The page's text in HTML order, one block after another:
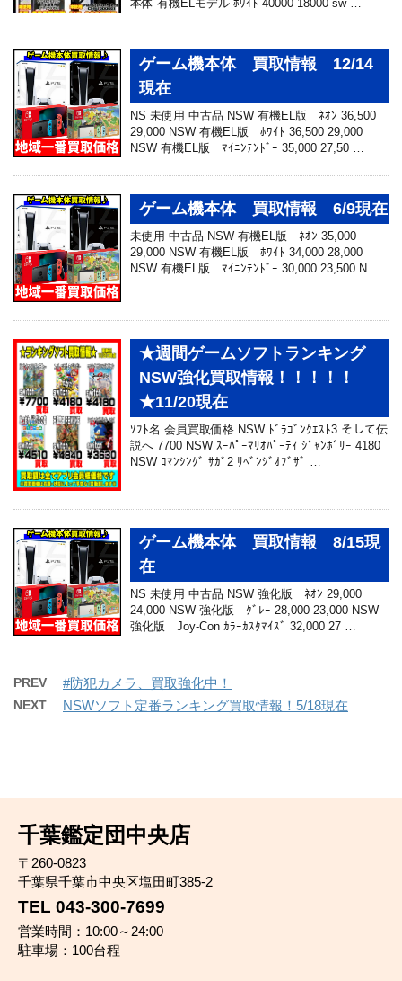
本体 有機ELモデル ﾎﾜｲﾄ 40000 18000 sw …
ゲーム機本体 買取情報 12/14
現在
NS 未使用 中古品 NSW 有機EL版 ﾈｵﾝ 36,500
29,000 NSW 有機EL版 ﾎﾜｲﾄ 36,500 29,000
NSW 有機EL版 ﾏｲﾆﾝﾃﾝﾄﾞｰ 35,000 27,50 …
ゲーム機本体 買取情報 6/9現在
未使用 中古品 NSW 有機EL版 ﾈｵﾝ 35,000
29,000 NSW 有機EL版 ﾎﾜｲﾄ 34,000 28,000
NSW 有機EL版 ﾏｲﾆﾝﾃﾝﾄﾞｰ 30,000 23,500 N …
★週間ゲームソフトランキング
NSW強化買取情報！！！！！
★11/20現在
ｿﾌﾄ名 会員買取価格 NSW ﾄﾞﾗｺﾞﾝｸｴｽﾄ3 そして伝
説へ 7700 NSW ｽｰﾊﾟｰﾏﾘｵﾊﾟｰﾃｨ ｼﾞｬﾝﾎﾞﾘｰ 4180
NSW ﾛﾏﾝｼﾝｸﾞ ｻｶﾞ2 ﾘﾍﾞﾝｼﾞｵﾌﾞｻﾞ …
ゲーム機本体 買取情報 8/15現
在
NS 未使用 中古品 NSW 強化版 ﾈｵﾝ 29,000
24,000 NSW 強化版 ｸﾞﾚｰ 28,000 23,000 NSW
強化版 Joy-Con ｶﾗｰｶｽﾀﾏｲｽﾞ 32,000 27 …
PREV #防犯カメラ、買取強化中！
NEXT NSWソフト定番ランキング買取情報！5/18現在
千葉鑑定団中央店
〒260-0823
千葉県千葉市中央区塩田町385-2
TEL 043-300-7699
営業時間：10:00～24:00
駐車場：100台程